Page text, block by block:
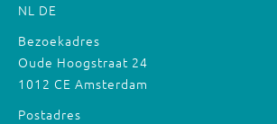
NL DE
Bezoekadres
Oude Hoogstraat 24
1012 CE Amsterdam
Postadres